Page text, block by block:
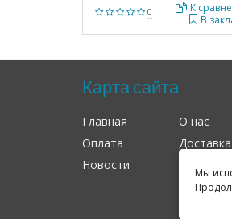
Мы
0
В
К
Карта сайта
Главная О нас
Оплата
Доставка
Новости